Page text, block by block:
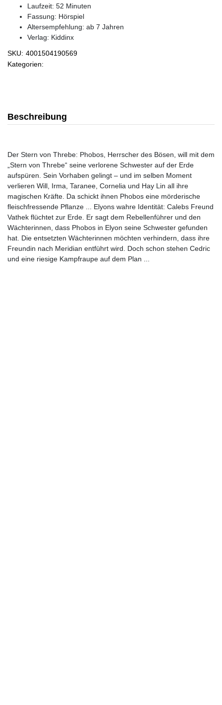
Laufzeit: 52 Minuten
Fassung: Hörspiel
Altersempfehlung: ab 7 Jahren
Verlag: Kiddinx
SKU: 4001504190569
Kategorien:
Beschreibung
Der Stern von Threbe: Phobos, Herrscher des Bösen, will mit dem
„Stern von Threbe“ seine verlorene Schwester auf der Erde
aufspüren. Sein Vorhaben gelingt – und im selben Moment
verlieren Will, Irma, Taranee, Cornelia und Hay Lin all ihre
magischen Kräfte. Da schickt ihnen Phobos eine mörderische
fleischfressende Pflanze ... Elyons wahre Identität: Calebs Freund
Vathek flüchtet zur Erde. Er sagt dem Rebellenführer und den
Wächterinnen, dass Phobos in Elyon seine Schwester gefunden
hat. Die entsetzten Wächterinnen möchten verhindern, dass ihre
Freundin nach Meridian entführt wird. Doch schon stehen Cedric
und eine riesige Kampfraupe auf dem Plan ...